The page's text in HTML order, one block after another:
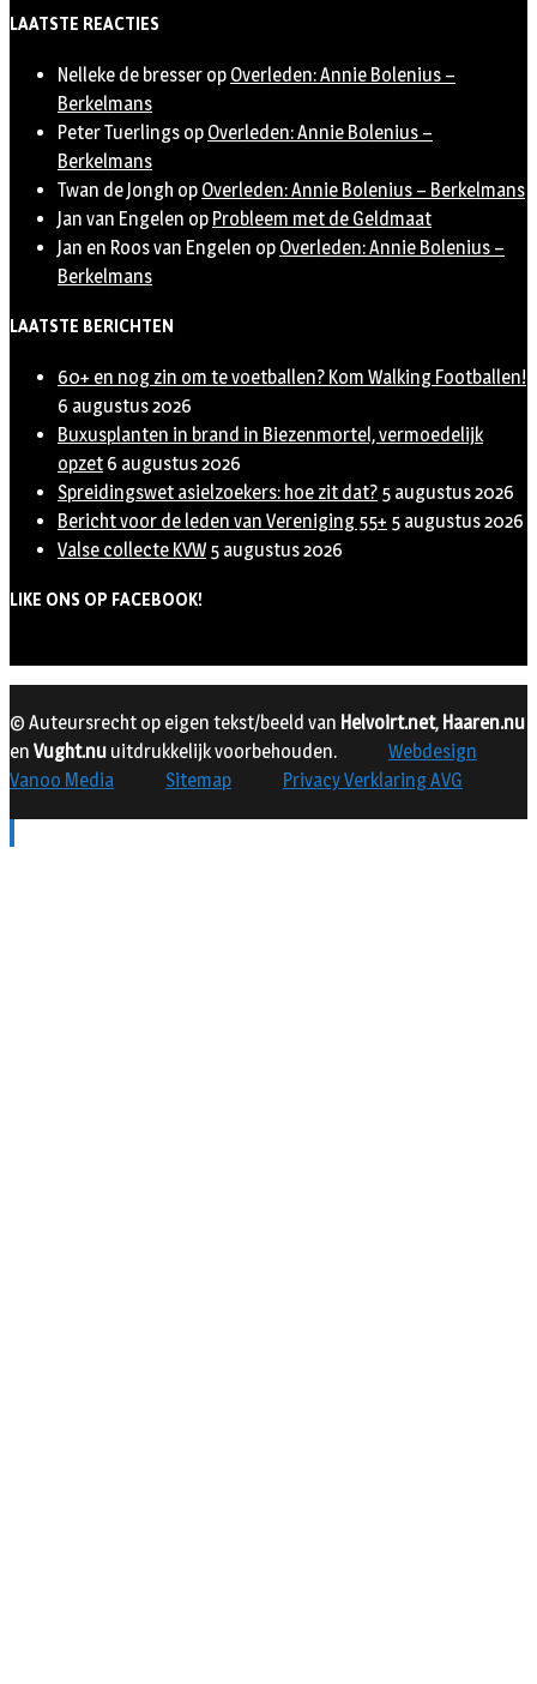
LAATSTE REACTIES
Nelleke de bresser op Overleden: Annie Bolenius –
Berkelmans
Peter Tuerlings op Overleden: Annie Bolenius –
Berkelmans
Twan de Jongh op Overleden: Annie Bolenius – Berkelmans
Jan van Engelen op Probleem met de Geldmaat
Jan en Roos van Engelen op Overleden: Annie Bolenius –
Berkelmans
LAATSTE BERICHTEN
60+ en nog zin om te voetballen? Kom Walking Footballen!
6 augustus 2026
Buxusplanten in brand in Biezenmortel, vermoedelijk
opzet 6 augustus 2026
Spreidingswet asielzoekers: hoe zit dat? 5 augustus 2026
Bericht voor de leden van Vereniging 55+ 5 augustus 2026
Valse collecte KVW 5 augustus 2026
LIKE ONS OP FACEBOOK!
© Auteursrecht op eigen tekst/beeld van Helvoirt.net, Haaren.nu
en Vught.nu uitdrukkelijk voorbehouden.
Webdesign
Vanoo Media
Sitemap Privacy Verklaring AVG